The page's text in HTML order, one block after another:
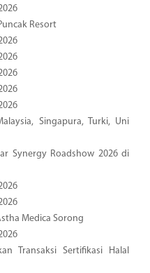
Resort
Singapura, Turki, Uni
Synergy Roadshow 2026 di
Medica Sorong
Transaksi Sertifikasi Halal